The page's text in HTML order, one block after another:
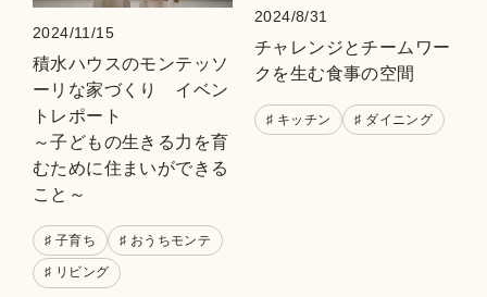
2024/11/15
積水ハウスのモンテッソ
ーリな家づくり イベン
トレポート
～子どもの生きる力を育
むために住まいができる
こと～
♯ 子育ち ♯ おうちモンテ
♯ リビング
2024/8/31
チャレンジとチームワー
クを生む食事の空間
♯ キッチン ♯ ダイニング